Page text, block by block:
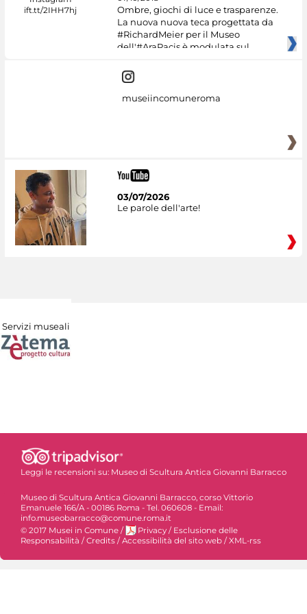
Ombre, giochi di luce e trasparenze.
La nuova nuova teca progettata da
#RichardMeier per il Museo
dell'#AraPacis è modulata sul
museiincomuneroma
03/07/2026
Le parole dell'arte!
Servizi museali
Leggi le recensioni su: Museo di Scultura Antica Giovanni Barracco
Museo di Scultura Antica Giovanni Barracco, corso Vittorio
Emanuele 166/A - 00186 Roma - Tel. 060608 - Email:
info.museobarracco@comune.roma.it
© 2017 Musei in Comune / Privacy / Esclusione delle
Responsabilità / Credits / Accessibilità del sito web / XML-rss